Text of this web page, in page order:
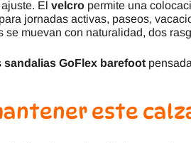
El velcro permite una
jornadas activas, paseos,
se muevan con naturalidad, dos
sandalias GoFlex barefoot
este